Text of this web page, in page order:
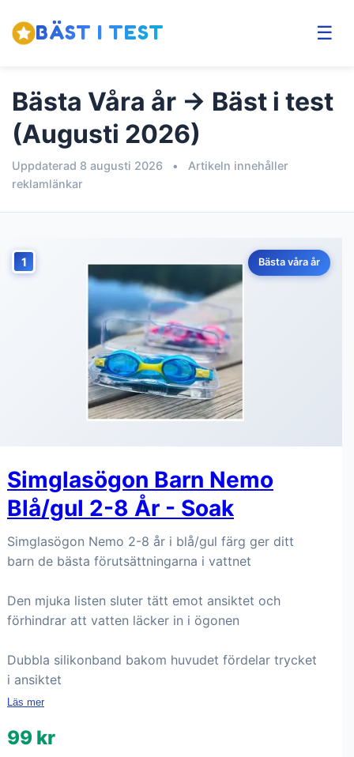
BÄST I TEST ☰
Bästa Våra år → Bäst i test
(Augusti 2026)
Uppdaterad 8 augusti 2026 •
Artikeln innehåller
reklamlänkar
1 Bästa våra år
Simglasögon Barn Nemo
Blå/gul 2-8 År - Soak
Simglasögon Nemo 2-8 år i blå/gul färg ger ditt
barn de bästa förutsättningarna i vattnet
Den mjuka listen sluter tätt emot ansiktet och
förhindrar att vatten läcker in i ögonen
Dubbla silikonband bakom huvudet fördelar trycket
i ansiktet
Läs mer
99 kr